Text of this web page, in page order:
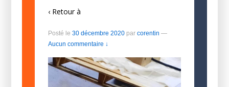
‹ Retour à
Posté le 30 décembre 2020par corentin —
Aucun commentaire ↓